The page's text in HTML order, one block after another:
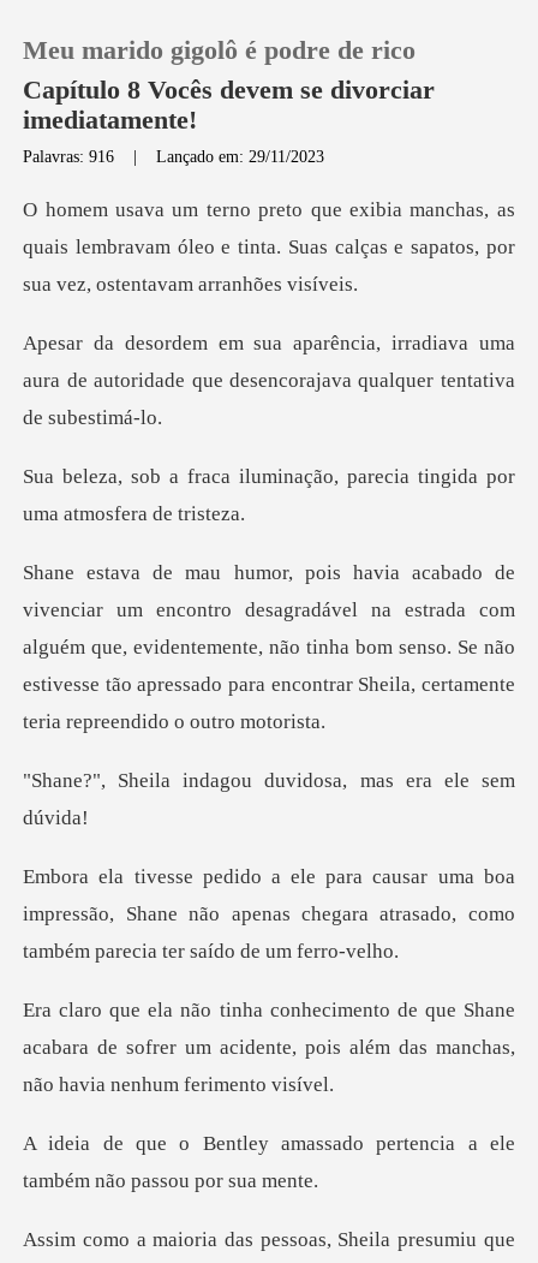
Loja
Sair
Meu marido gigolô é podre de rico
Capítulo 8 Vocês devem se divorciar
imediatamente!
Palavras: 916 |Lançado em: 29/11/2023
as
quais lembravam óleo e tinta. Suas calças e sa
diava uma
aura de autoridade que desencor
minação, parecia tingida po
na estrada com
alguém que, evidentemente, não tinha bom senso. Se não
estivesse tã
dagou duvidosa, mas
oa
impressão, Shane não apenas chegara atrasado,
Shane
acabara de sofrer um acidente, pois além d
assado pertencia a ele
tamb
iu que